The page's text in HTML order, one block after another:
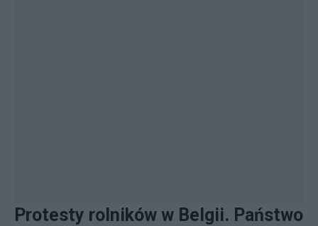
Protesty rolników w Belgii. Państwo